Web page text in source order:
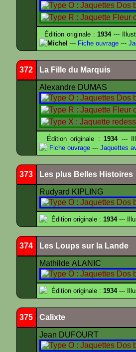
Édition originale :1934---
Michel --- Fiche ouvrage ---
372 La Fille du Marquis
Alexandre DUMAS
Édition originale :1934---
Fiche ouvrage --- Jaquettes
373 Les plus Belles Histoires
Rudyard KIPLING
Édition originale : 1934---
374 Les Loups sur la Lande
Mathilde ALANIC
Édition originale : 1934---
375 Calixte
Jean DUFOURT